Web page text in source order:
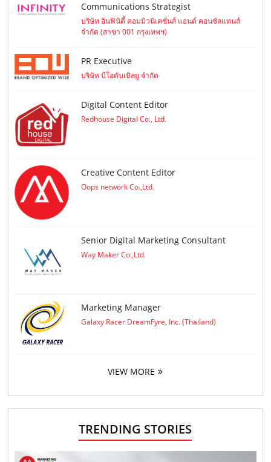
Communications Strategist
บริษัท อินฟินิตี้ คอมมิวนิเคชั่นส์ แอนด์ คอนซัลแทนส์
จำกัด (สาขา 001 กรุงเทพฯ)
PR Executive
บริษัท บีโอดับเบิลยู จำกัด
Digital Content Editor
Redhouse Digital Co., Ltd.
Creative Content Editor
Oops network Co.,Ltd.
Senior Digital Marketing Consultant
Way Maker Co.,Ltd.
Marketing Manager
Galaxy Racer DreamFyre, Inc. (Thailand)
VIEW MORE
TRENDING STORIES